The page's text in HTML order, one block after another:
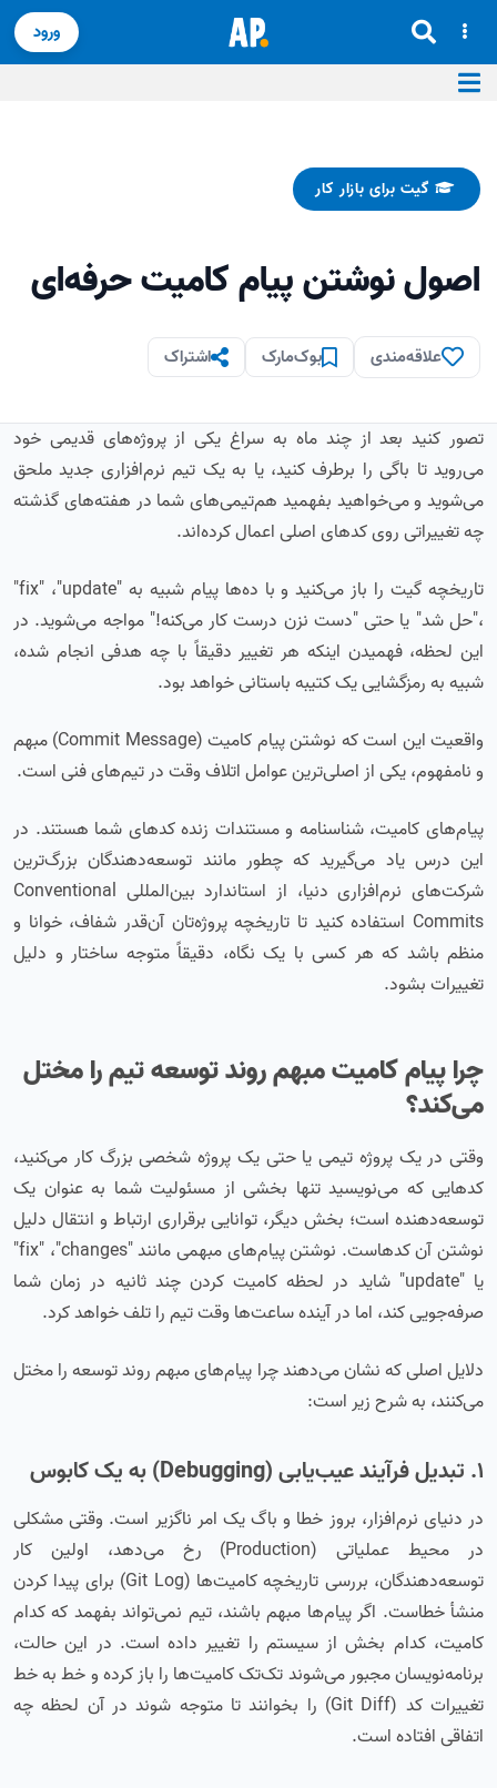
ورود
گیت برای بازار کار
اصول نوشتن پیام کامیت حرفه‌ای
علاقه‌مندی بوک‌مارک اشتراک
تصور کنید بعد از چند ماه به سراغ یکی از پروژه‌های قدیمی خود
می‌روید تا باگی را برطرف کنید، یا به یک تیم نرم‌افزاری جدید ملحق
می‌شوید و می‌خواهید بفهمید هم‌تیمی‌های شما در هفته‌های گذشته
چه تغییراتی روی کدهای اصلی اعمال کرده‌اند.
تاریخچه گیت را باز می‌کنید و با ده‌ها پیام شبیه به "fix" ،"update"
،"حل شد" یا حتی "دست نزن درست کار می‌کنه!" مواجه می‌شوید. در
این لحظه، فهمیدن اینکه هر تغییر دقیقاً با چه هدفی انجام شده،
شبیه به رمزگشایی یک کتیبه باستانی خواهد بود.
واقعیت این است که نوشتن پیام کامیت (Commit Message) مبهم
و نامفهوم، یکی از اصلی‌ترین عوامل اتلاف وقت در تیم‌های فنی است.
پیام‌های کامیت، شناسنامه و مستندات زنده کدهای شما هستند. در
این درس یاد می‌گیرید که چطور مانند توسعه‌دهندگان بزرگ‌ترین
شرکت‌های نرم‌افزاری دنیا، از استاندارد بین‌المللی Conventional
Commits استفاده کنید تا تاریخچه پروژه‌تان آن‌قدر شفاف، خوانا و
منظم باشد که هر کسی با یک نگاه، دقیقاً متوجه ساختار و دلیل
تغییرات بشود.
چرا پیام کامیت مبهم روند توسعه تیم را مختل
می‌کند؟
وقتی در یک پروژه تیمی یا حتی یک پروژه شخصی بزرگ کار می‌کنید،
کدهایی که می‌نویسید تنها بخشی از مسئولیت شما به عنوان یک
توسعه‌دهنده است؛ بخش دیگر، توانایی برقراری ارتباط و انتقال دلیل
نوشتن آن کدهاست. نوشتن پیام‌های مبهمی مانند "fix" ،"changes"
یا "update" شاید در لحظه کامیت کردن چند ثانیه در زمان شما
صرفه‌جویی کند، اما در آینده ساعت‌ها وقت تیم را تلف خواهد کرد.
دلایل اصلی که نشان می‌دهند چرا پیام‌های مبهم روند توسعه را مختل
می‌کنند، به شرح زیر است:
۱. تبدیل فرآیند عیب‌یابی (Debugging) به یک کابوس
در دنیای نرم‌افزار، بروز خطا و باگ یک امر ناگزیر است. وقتی مشکلی
در محیط عملیاتی (Production) رخ می‌دهد، اولین کار
توسعه‌دهندگان، بررسی تاریخچه کامیت‌ها (Git Log) برای پیدا کردن
منشأ خطاست. اگر پیام‌ها مبهم باشند، تیم نمی‌تواند بفهمد که کدام
کامیت، کدام بخش از سیستم را تغییر داده است. در این حالت،
برنامه‌نویسان مجبور می‌شوند تک‌تک کامیت‌ها را باز کرده و خط به خط
تغییرات کد (Git Diff) را بخوانند تا متوجه شوند در آن لحظه چه
اتفاقی افتاده است.